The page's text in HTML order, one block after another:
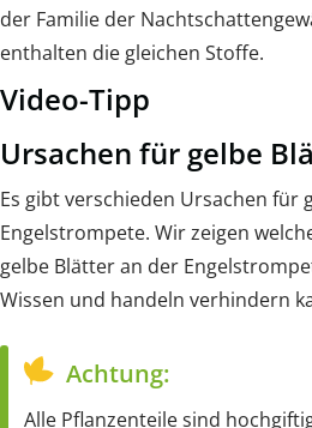
der Familie der
enthalten die gleichen Stoffe.
Video-Tipp
Ursachen für gelbe
Es gibt verschieden Ursachen für
Engelstrompete. Wir zeigen
gelbe Blätter an der
Wissen und handeln verhindern
Achtung:
Alle Pflanzenteile sind